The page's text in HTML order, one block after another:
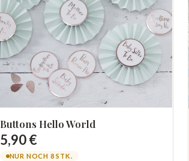
Buttons Hello World
5,90 €
NUR NOCH 8 STK.